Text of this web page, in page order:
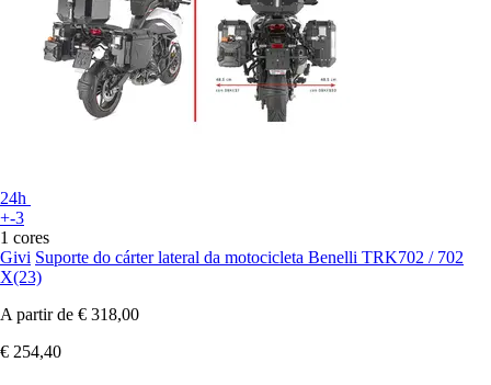
24h
+-3
1 cores
Givi Suporte do cárter lateral da motocicleta Benelli TRK702 / 702
X(23)
A partir de € 318,00
€ 254,40